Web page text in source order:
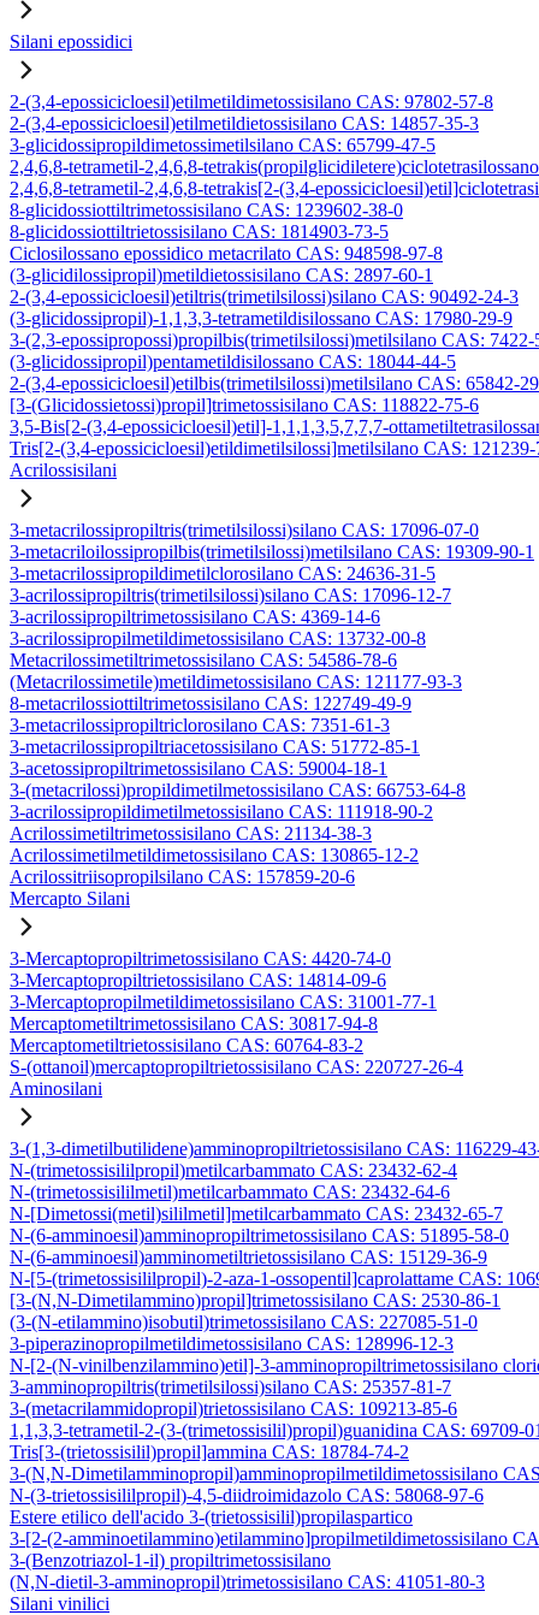
Silani epossidici
2-(3,4-epossicicloesil)etilmetildimetossisilano CAS: 97802-57-8
2-(3,4-epossicicloesil)etilmetildietossisilano CAS: 14857-35-3
3-glicidossipropildimetossimetilsilano CAS: 65799-47-5
2,4,6,8-tetrametil-2,4,6,8-
2,4,6,8-tetrametil-2,4,6,8-tetrakis[2-(3,4-
8-glicidossiottiltrimetossisilano CAS: 1239602-38-0
8-glicidossiottiltrietossisilano CAS: 1814903-73-5
Ciclosilossano epossidico metacrilato CAS: 948598-97-8
(3-glicidilossipropil)metildietossisilano CAS: 2897-60-1
2-(3,4-epossicicloesil)etiltris(trimetilsilossi)silano CAS: 90492-24-3
(3-glicidossipropil)-1,1,3,3-tetrametildisilossano CAS: 17980-29-9
3-(2,3-epossipropossi)propilbis(trimetilsilossi)metilsilano CAS: 7422-
(3-glicidossipropil)pentametildisilossano CAS: 18044-44-5
2-(3,4-epossicicloesil)etilbis(trimetilsilossi)metilsilano CAS: 65842-
[3-(Glicidossietossi)propil]trimetossisilano CAS: 118822-75-6
3,5-Bis[2-(3,4-epossicicloesil)etil]-1,1,1,3,5,7,7,7-
Tris[2-(3,4-epossicicloesil)etildimetilsilossi]metilsilano CAS: 121239-
Acrilossisilani
3-metacrilossipropiltris(trimetilsilossi)silano CAS: 17096-07-0
3-metacriloilossipropilbis(trimetilsilossi)metilsilano CAS: 19309-90-1
3-metacrilossipropildimetilclorosilano CAS: 24636-31-5
3-acrilossipropiltris(trimetilsilossi)silano CAS: 17096-12-7
3-acrilossipropiltrimetossisilano CAS: 4369-14-6
3-acrilossipropilmetildimetossisilano CAS: 13732-00-8
Metacrilossimetiltrimetossisilano CAS: 54586-78-6
(Metacrilossimetile)metildimetossisilano CAS: 121177-93-3
8-metacrilossiottiltrimetossisilano CAS: 122749-49-9
3-metacrilossipropiltriclorosilano CAS: 7351-61-3
3-metacrilossipropiltriacetossisilano CAS: 51772-85-1
3-acetossipropiltrimetossisilano CAS: 59004-18-1
3-(metacrilossi)propildimetilmetossisilano CAS: 66753-64-8
3-acrilossipropildimetilmetossisilano CAS: 111918-90-2
Acrilossimetiltrimetossisilano CAS: 21134-38-3
Acrilossimetilmetildimetossisilano CAS: 130865-12-2
Acrilossitriisopropilsilano CAS: 157859-20-6
Mercapto Silani
3-Mercaptopropiltrimetossisilano CAS: 4420-74-0
3-Mercaptopropiltrietossisilano CAS: 14814-09-6
3-Mercaptopropilmetildimetossisilano CAS: 31001-77-1
Mercaptometiltrimetossisilano CAS: 30817-94-8
Mercaptometiltrietossisilano CAS: 60764-83-2
S-(ottanoil)mercaptopropiltrietossisilano CAS: 220727-26-4
Aminosilani
3-(1,3-dimetilbutilidene)amminopropiltrietossisilano CAS: 116229-
N-(trimetossisililpropil)metilcarbammato CAS: 23432-62-4
N-(trimetossisililmetil)metilcarbammato CAS: 23432-64-6
N-[Dimetossi(metil)sililmetil]metilcarbammato CAS: 23432-65-7
N-(6-amminoesil)amminopropiltrimetossisilano CAS: 51895-58-0
N-(6-amminoesil)amminometiltrietossisilano CAS: 15129-36-9
N-[5-(trimetossisililpropil)-2-aza-1-ossopentil]caprolattame CAS:
[3-(N,N-Dimetilammino)propil]trimetossisilano CAS: 2530-86-1
(3-(N-etilammino)isobutil)trimetossisilano CAS: 227085-51-0
3-piperazinopropilmetildimetossisilano CAS: 128996-12-3
N-[2-(N-vinilbenzilammino)etil]-3-amminopropiltrimetossisilano
3-amminopropiltris(trimetilsilossi)silano CAS: 25357-81-7
3-(metacrilammidopropil)trietossisilano CAS: 109213-85-6
1,1,3,3-tetrametil-2-(3-(trimetossisilil)propil)guanidina CAS: 69709-
Tris[3-(trietossisilil)propil]ammina CAS: 18784-74-2
3-(N,N-Dimetilamminopropil)amminopropilmetildimetossisilano
N-(3-trietossisililpropil)-4,5-diidroimidazolo CAS: 58068-97-6
Estere etilico dell'acido 3-(trietossisilil)propilaspartico
3-[2-(2-amminoetilammino)etilammino]propilmetildimetossisilano
3-(Benzotriazol-1-il) propiltrimetossisilano
(N,N-dietil-3-amminopropil)trimetossisilano CAS: 41051-80-3
Silani vinilici